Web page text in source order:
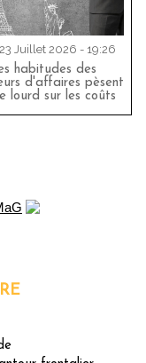
Juillet 2026 - 19:26
habitudes des
d'affaires pèsent
lourd sur les coûts